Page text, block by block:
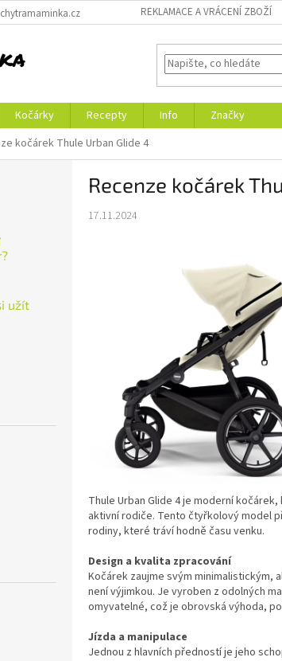
REKLAMACE A VRÁCENÍ ZBOŽÍ
Kočárky Recepty Info
Značky
kočárek Thule Urban Glide 4
užít
Recenze kočárek
17.11.2024
Thule Urban Glide 4 je moderní
aktivní rodiče. Tento čtyřkolový model
rodiny, které tráví hodně času venku.
Design a kvalita zpracování
Kočárek zaujme svým minimalistickým,
není výjimkou. Je vyroben z odolných
omyvatelné, což je obrovská výhoda,
Jízda a manipulace
Jednou z hlavních předností je jeho